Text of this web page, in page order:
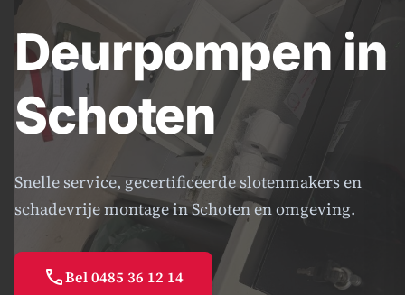
Deurpompen in
Schoten
Snelle service, gecertificeerde slotenmakers en
schadevrije montage in Schoten en omgeving.
callBel 0485 36 12 14